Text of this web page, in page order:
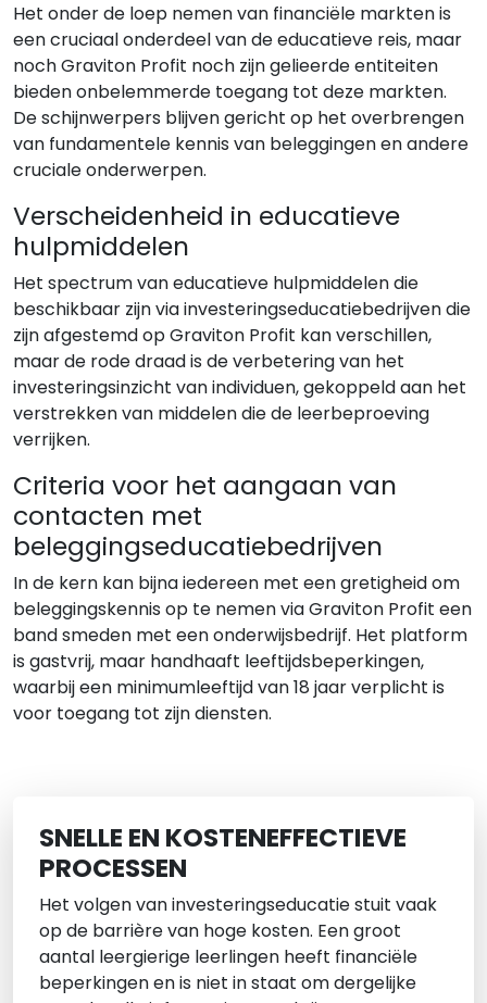
Het onder de loep nemen van financiële markten is
een cruciaal onderdeel van de educatieve reis, maar
noch Graviton Profit noch zijn gelieerde entiteiten
bieden onbelemmerde toegang tot deze markten.
De schijnwerpers blijven gericht op het overbrengen
van fundamentele kennis van beleggingen en andere
cruciale onderwerpen.
Verscheidenheid in educatieve
hulpmiddelen
Het spectrum van educatieve hulpmiddelen die
beschikbaar zijn via investeringseducatiebedrijven die
zijn afgestemd op Graviton Profit kan verschillen,
maar de rode draad is de verbetering van het
investeringsinzicht van individuen, gekoppeld aan het
verstrekken van middelen die de leerbeproeving
verrijken.
Criteria voor het aangaan van
contacten met
beleggingseducatiebedrijven
In de kern kan bijna iedereen met een gretigheid om
beleggingskennis op te nemen via Graviton Profit een
band smeden met een onderwijsbedrijf. Het platform
is gastvrij, maar handhaaft leeftijdsbeperkingen,
waarbij een minimumleeftijd van 18 jaar verplicht is
voor toegang tot zijn diensten.
SNELLE EN KOSTENEFFECTIEVE
PROCESSEN
Het volgen van investeringseducatie stuit vaak
op de barrière van hoge kosten. Een groot
aantal leergierige leerlingen heeft financiële
beperkingen en is niet in staat om dergelijke